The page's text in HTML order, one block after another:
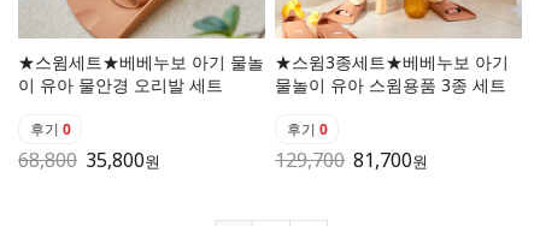
★스윔세트★베베누보 아기 물놀
이 유아 물안경 오리발 세트
후기 0
68,800 35,800원
★스윔3종세트★베베누보 아기
물놀이 유아 스윔용품 3종 세트
후기 0
129,700 81,700원